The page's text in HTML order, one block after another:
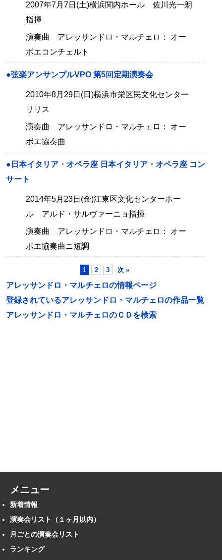
2007年7月7日(土)横浜関内ホール 佐川光一朗
指揮
演奏曲 アレッサンドロ・マルチェロ： オー
ボエコンチェルト
●弦楽アンサンブルVPO 第5回定期演奏会
2010年8月29日(日)横浜市栄区民文化センター
リリス
演奏曲 アレッサンドロ・マルチェロ： オー
ボエ協奏曲
●日本イタリア・オペラ座 日本イタリア・オペラ座 コン
サート
2014年5月23日(金)江東区文化センターホー
ル アルド・サルヴァーニョ指揮
演奏曲 アレッサンドロ・マルチェロ： オー
ボエ協奏曲ニ短調
1 2 3 次 »
アレッサンドロ・マルチェロの情報ページ
登録されているアレッサンドロ・マルチェロの作品一覧
アレッサンドロ・マルチェロのＣＤを検索
メニュー
新着情報
演奏会リスト（１ヶ月以内）
月ごとの演奏会リスト
ランキング